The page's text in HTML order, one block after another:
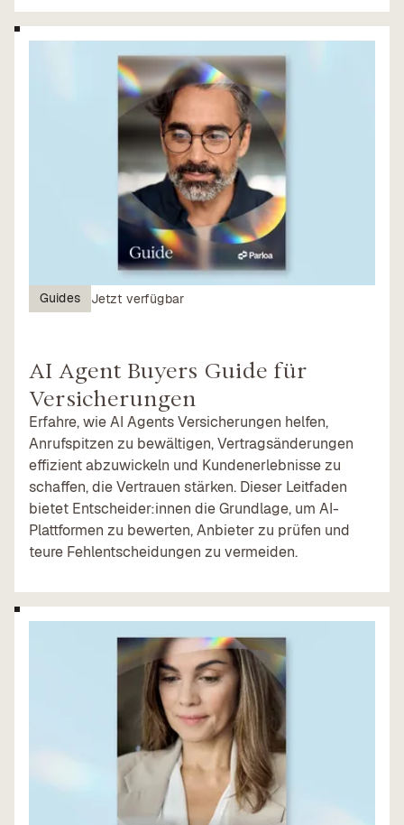
Guides Jetzt verfügbar
AI Agent Buyers Guide für
Versicherungen
Erfahre, wie AI Agents Versicherungen helfen,
Anrufspitzen zu bewältigen, Vertragsänderungen
effizient abzuwickeln und Kundenerlebnisse zu
schaffen, die Vertrauen stärken. Dieser Leitfaden
bietet Entscheider:innen die Grundlage, um AI-
Plattformen zu bewerten, Anbieter zu prüfen und
teure Fehlentscheidungen zu vermeiden.